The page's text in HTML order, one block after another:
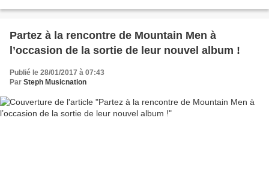
Partez à la rencontre de Mountain Men à
l’occasion de la sortie de leur nouvel album !
Publié le 28/01/2017 à 07:43
Par Steph Musicnation